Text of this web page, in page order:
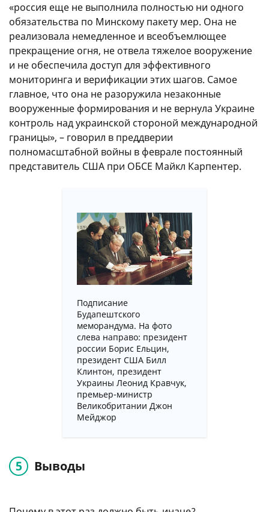
«россия еще не выполнила полностью ни одного
обязательства по Минскому пакету мер. Она не
реализовала немедленное и всеобъемлющее
прекращение огня, не отвела тяжелое вооружение
и не обеспечила доступ для эффективного
мониторинга и верификации этих шагов. Самое
главное, что она не разоружила незаконные
вооруженные формирования и не вернула Украине
контроль над украинской стороной международной
границы», – говорил в преддверии
полномасштабной войны в феврале постоянный
представитель США при ОБСЕ Майкл Карпентер.
Подписание
Будапештского
меморандума. На фото
слева направо: президент
россии Борис Ельцин,
президент США Билл
Клинтон, президент
Украины Леонид Кравчук,
премьер-министр
Великобритании Джон
Мейджор
Выводы